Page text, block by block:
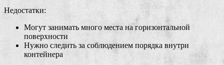
Недостатки:
Могут занимать много места на горизонтальной
поверхности
Нужно следить за соблюдением порядка внутри
контейнера